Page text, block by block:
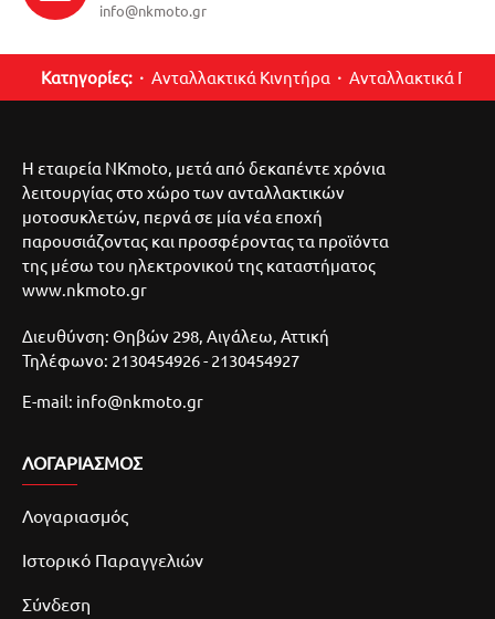
info@nkmoto.gr
Κατηγορίες: Ανταλλακτικά Κινητήρα Ανταλλακτικά
Η εταιρεία NKmoto, μετά από δεκαπέντε χρόνια
λειτουργίας στο χώρο των ανταλλακτικών
μοτοσυκλετών, περνά σε μία νέα εποχή
παρουσιάζοντας και προσφέροντας τα προϊόντα
της μέσω του ηλεκτρονικού της καταστήματος
www.nkmoto.gr
Διευθύνση: Θηβών 298, Αιγάλεω, Αττική
Τηλέφωνο: 2130454926 - 2130454927
E-mail: info@nkmoto.gr
ΛΟΓΑΡΙΑΣΜΌΣ
Λογαριασμός
Ιστορικό Παραγγελιών
Σύνδεση